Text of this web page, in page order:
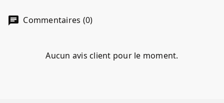
Commentaires (0)
Aucun avis client pour le moment.